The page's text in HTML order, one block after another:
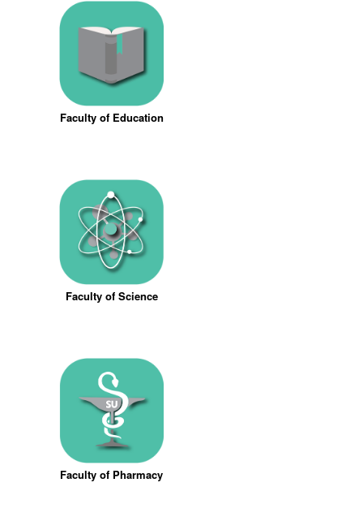
Faculty of Education
Faculty of Science
Faculty of Pharmacy